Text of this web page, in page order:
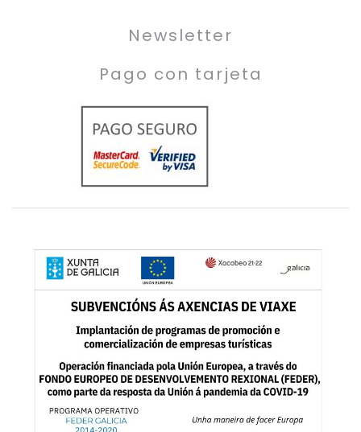
Newsletter
Pago con tarjeta